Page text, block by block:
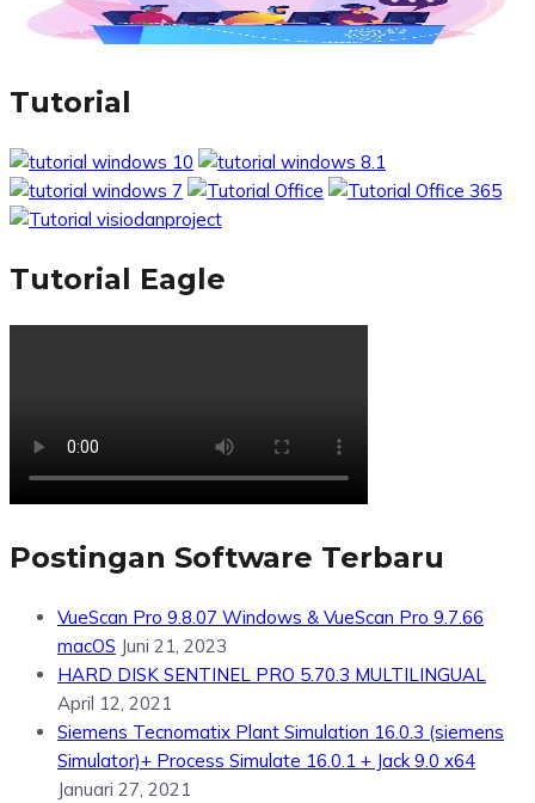
Tutorial
Tutorial Eagle
Postingan Software Terbaru
VueScan Pro 9.8.07 Windows & VueScan Pro 9.7.66
macOS Juni 21, 2023
HARD DISK SENTINEL PRO 5.70.3 MULTILINGUAL
April 12, 2021
Siemens Tecnomatix Plant Simulation 16.0.3 (siemens
Simulator)+ Process Simulate 16.0.1 + Jack 9.0 x64
Januari 27, 2021